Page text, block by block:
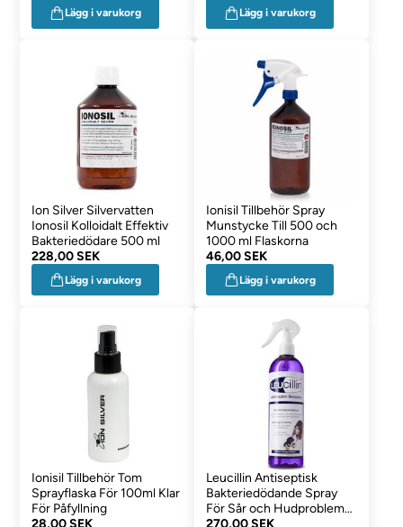
Lägg i varukorg Lägg i varukorg
Ion Silver Silvervatten
Ionosil Kolloidalt Effektiv
Bakteriedödare 500 ml
228,00 SEK
Lägg i varukorg
Ionisil Tillbehör Spray
Munstycke Till 500 och
1000 ml Flaskorna
46,00 SEK
Lägg i varukorg
Ionisil Tillbehör Tom
Sprayflaska För 100ml Klar
För Påfyllning
28,00 SEK
Leucillin Antiseptisk
Bakteriedödande Spray
För Sår och Hudproblem
500ml
270,00 SEK